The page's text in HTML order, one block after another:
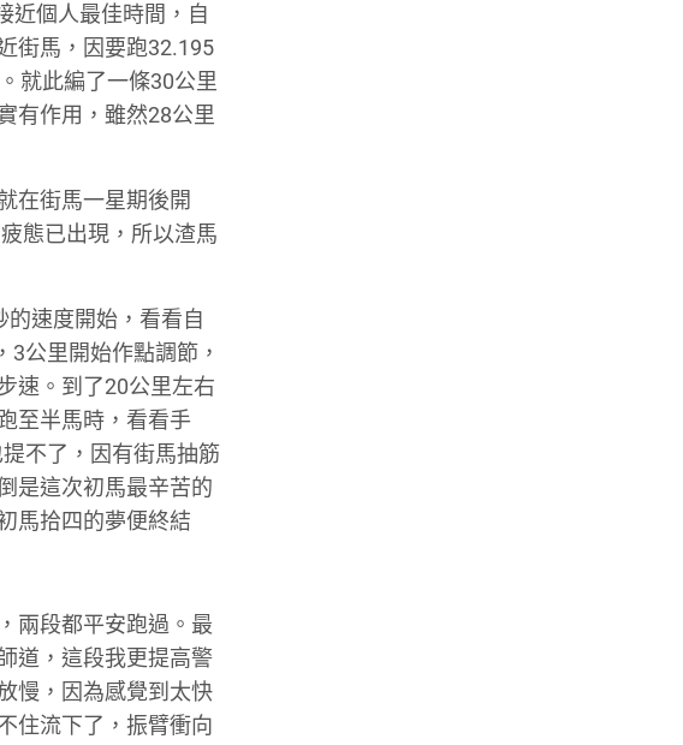
近個人最佳時間，自
街馬，因要跑32.195
就此編了一條30公里
有作用，雖然28公里
在街馬一星期後開
態已出現，所以渣馬
速度開始，看看自
公里開始作點調節，
速。到了20公里左右
至半馬時，看看手
不了，因有街馬抽筋
是這次初馬最辛苦的
馬拾四的夢便終結
兩段都平安跑過。最
道，這段我更提高警
慢，因為感覺到太快
住流下了，振臂衝向